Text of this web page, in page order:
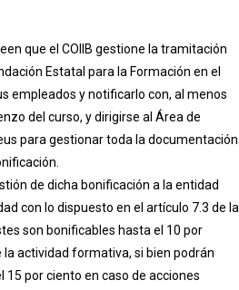
que el COIIB gestione la tramitación
Estatal para la Formación en el
empleados y notificarlo con, al menos
del curso, y dirigirse al Área de
para gestionar toda la documentación
de dicha bonificación a la entidad
con lo dispuesto en el artículo 7.3 de la
son bonificables hasta el 10 por
actividad formativa, si bien podrán
por ciento en caso de acciones